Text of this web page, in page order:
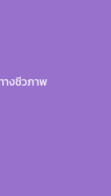
างชีวภาพ